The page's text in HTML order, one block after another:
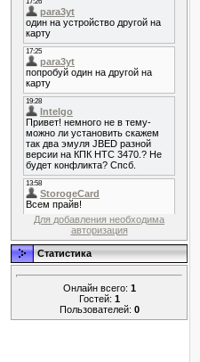
Для добавления необходима
авторизация
Статистика
Онлайн всего: 1
Гостей: 1
Пользователей: 0